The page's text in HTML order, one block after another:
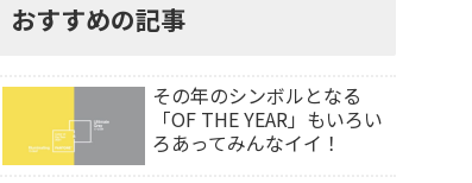
おすすめの記事
その年のシンボルとなる
「OF THE YEAR」もいろい
ろあってみんなイイ！